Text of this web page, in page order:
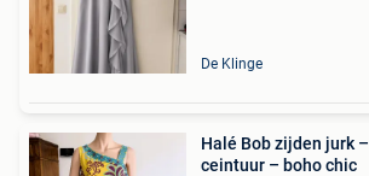
De Klinge
Halé Bob zijden jurk – M – steentjes &
ceintuur – boho chic